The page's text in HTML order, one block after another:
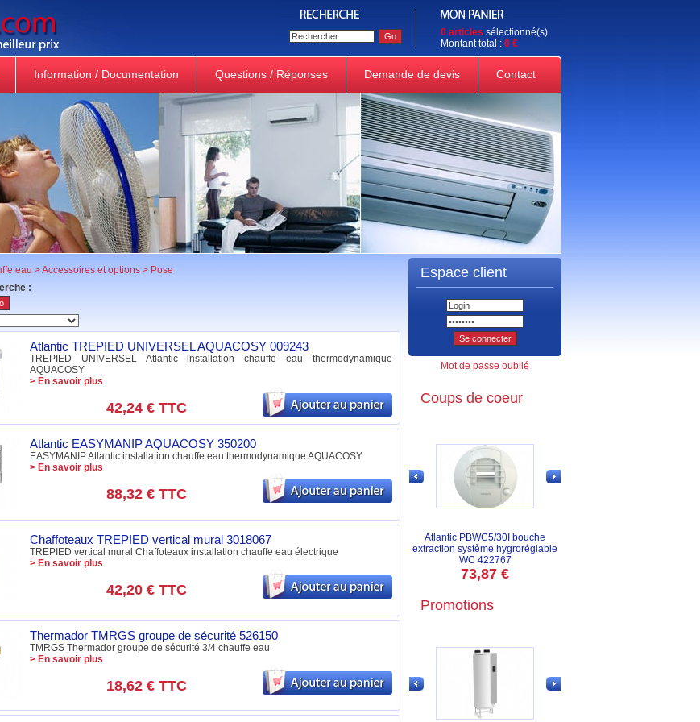
0 articles sélectionné(s)
Montant total : 0 €
Information / Documentation Questions / Réponses Demande de devis Contact
eau >Accessoires et options > Pose
:
Atlantic TREPIED UNIVERSEL AQUACOSY 009243
TREPIED UNIVERSEL Atlantic installation chauffe eau thermodynamique
AQUACOSY
> En savoir plus
42,24 €TTC
Atlantic EASYMANIP AQUACOSY 350200
EASYMANIP Atlantic installation chauffe eau thermodynamique AQUACOSY
> En savoir plus
88,32 €TTC
Chaffoteaux TREPIED vertical mural 3018067
TREPIED vertical mural Chaffoteaux installation chauffe eau électrique
> En savoir plus
42,20 €TTC
Thermador TMRGS groupe de sécurité 526150
TMRGS Thermador groupe de sécurité 3/4 chauffe eau
> En savoir plus
18,62 €TTC
Espace client
Mot de passe oublié
Coups de coeur
Atlantic PBWC5/30I bouche
extraction système hygroréglable
WC 422767
73,87 €
Promotions